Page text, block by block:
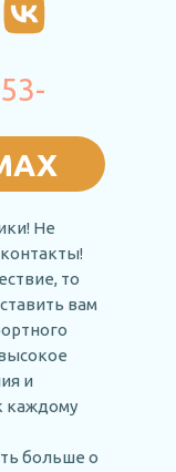
Не
то
вам
и
каждому
больше о